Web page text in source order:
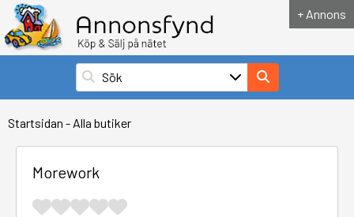
+ Annons
Startsidan - Alla butiker
Morework